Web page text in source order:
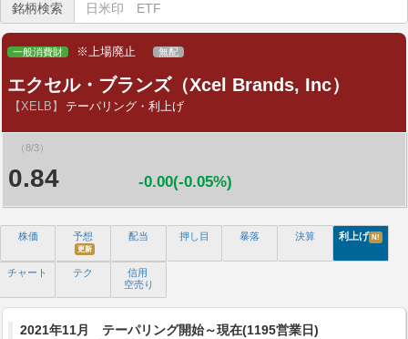
銘柄検索
一般消費財 ※上場廃止 無配
エクセル・ブランズ（Xcel Brands, Inc）
【XELB】 テーパリング・利上げ
（8/3）
0.84 -0.00(-0.05%)
株価 予想
更新
配当 押し目 暴落 決算 利上げ N!
チャート テク
信用
空売り
2021年11月 テーパリング開始～現在(1195営業日)